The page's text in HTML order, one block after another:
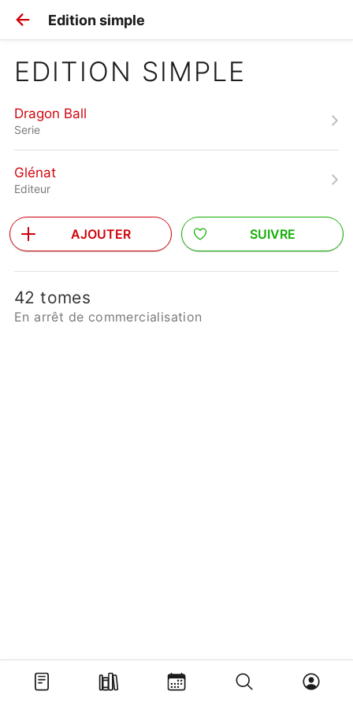
Edition simple
EDITION SIMPLE
Dragon Ball
Serie
Glénat
Editeur
AJOUTER SUIVRE
42 tomes
En arrêt de commercialisation